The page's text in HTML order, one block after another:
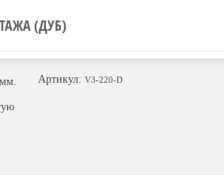
(ДУБ)
Артикул: V3-220-D